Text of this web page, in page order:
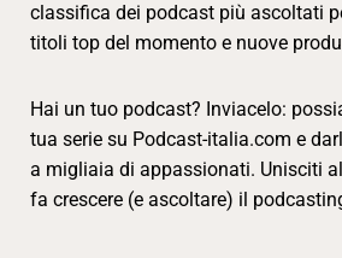
classifica dei podcast più ascoltati
titoli top del momento e nuove
Hai un tuo podcast? Inviacelo:
tua serie su Podcast-italia.com e
a migliaia di appassionati. Unisciti
fa crescere (e ascoltare) il